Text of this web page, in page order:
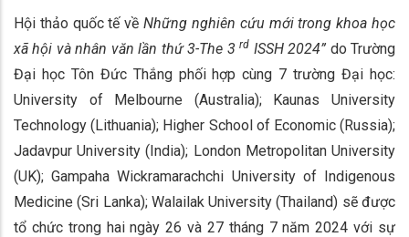
Hội thảo quốc tế vềNhững nghiên cứu mới trong khoa học
xã hội và nhân văn lần thứ 3-The 3rd ISSH 2024” do Trường
Đại học Tôn Đức Thắng phối hợp cùng 7 trường Đại học:
University of Melbourne (Australia); Kaunas University
Technology (Lithuania); Higher School of Economic (Russia);
Jadavpur University (India); London Metropolitan University
(UK); Gampaha Wickramarachchi University of Indigenous
Medicine (Sri Lanka); Walailak University (Thailand) sẽ được
tổ chức trong hai ngày 26 và 27 tháng 7 năm 2024 với sự